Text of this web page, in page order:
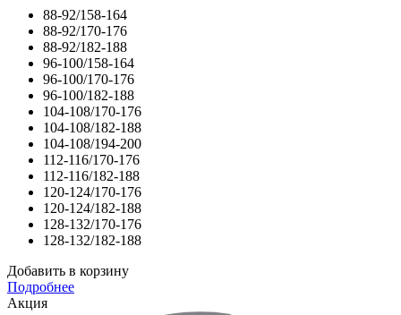
88-92/158-164
88-92/170-176
88-92/182-188
96-100/158-164
96-100/170-176
96-100/182-188
104-108/170-176
104-108/182-188
104-108/194-200
112-116/170-176
112-116/182-188
120-124/170-176
120-124/182-188
128-132/170-176
128-132/182-188
Добавить в корзину
Подробнее
Акция